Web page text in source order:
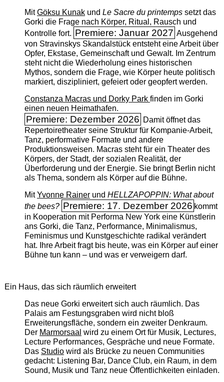
MitGöksu Kunakund Le Sacre du printempssetzt das
Gorki die Frage nach Körper, Ritual, Rausch und
Kontrolle fort. Premiere: Januar 2027 Ausgehend
von Stravinskys Skandalstück entsteht eine Arbeit über
Opfer, Ekstase, Gemeinschaft und Gewalt. Im Zentrum
steht nicht die Wiederholung eines historischen
Mythos, sondern die Frage, wie Körper heute politisch
markiert, diszipliniert, gefeiert oder geopfert werden.
Constanza Macras und Dorky Park finden im Gorki
einen neuen Heimathafen.
Premiere: Dezember 2026 Damit öffnet das
Repertoiretheater seine Struktur für Kompanie-Arbeit,
Tanz, performative Formate und andere
Produktionsweisen. Macras steht für ein Theater des
Körpers, der Stadt, der sozialen Realität, der
Überforderung und der Energie. Sie bringt Berlin nicht
als Thema, sondern als Körper auf die Bühne.
MitYvonne Rainerund HELLZAPOPPIN: What about
the bees? Premiere: 17. Dezember 2026 kommt
in Kooperation mit Performa New York eine Künstlerin
ans Gorki, die Tanz, Performance, Minimalismus,
Feminismus und Kunstgeschichte radikal verändert
hat. Ihre Arbeit fragt bis heute, was ein Körper auf einer
Bühne tun kann – und was er verweigern darf.
Ein Haus, das sich räumlich erweitert
Das neue Gorki erweitert sich auch räumlich. Das
Palais am Festungsgraben wird nicht bloß
Erweiterungsfläche, sondern ein zweiter Denkraum.
Der Marmorsaal wird zu einem Ort für Musik, Lectures,
Lecture Performances, Gespräche und neue Formate.
Das Studiowird als Brücke zu neuen Communities
gedacht: Listening Bar, Dance Club, ein Raum, in dem
Sound, Musik und Tanz neue Öffentlichkeiten einladen.